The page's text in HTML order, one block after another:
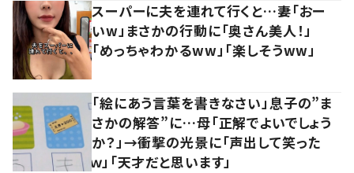
スーパーに夫を連れて行くと…妻「おー
いw」まさかの行動に「奥さん美人！」
「めっちゃわかるww」「楽しそうww」
「絵にあう言葉を書きなさい」息子の”ま
さかの解答”に…母「正解でよいでしょう
か？」→衝撃の光景に「声出して笑った
ｗ」「天才だと思います」